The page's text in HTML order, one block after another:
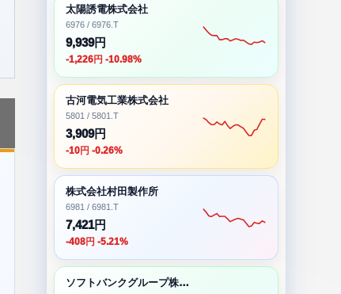
太陽誘電株式会社
6976 / 6976.T
9,939円
-1,226円 -10.98%
古河電気工業株式会社
5801 / 5801.T
3,909円
-10円 -0.26%
株式会社村田製作所
6981 / 6981.T
7,421円
-408円 -5.21%
ソフトバンクグループ株式会社